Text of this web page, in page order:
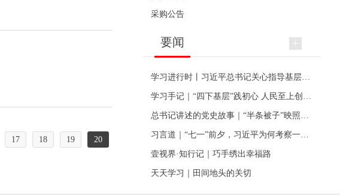
17 18 19 20
采购公告
要闻
壹视界·知行记｜巧手绣出幸福路
天天学习｜田间地头的关切